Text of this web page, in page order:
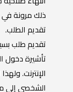
ذلك مرونة في
تقديم الطلب.
تقديم طلب
الإنترنت.
الشخصي إلى